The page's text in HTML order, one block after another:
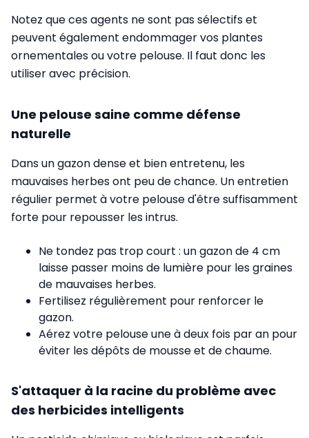
Notez que ces agents ne sont pas sélectifs et
peuvent également endommager vos plantes
ornementales ou votre pelouse. Il faut donc les
utiliser avec précision.
Une pelouse saine comme défense
naturelle
Dans un gazon dense et bien entretenu, les
mauvaises herbes ont peu de chance. Un entretien
régulier permet à votre pelouse d'être suffisamment
forte pour repousser les intrus.
Ne tondez pas trop court : un gazon de 4 cm
laisse passer moins de lumière pour les graines
de mauvaises herbes.
Fertilisez régulièrement pour renforcer le
gazon.
Aérez votre pelouse une à deux fois par an pour
éviter les dépôts de mousse et de chaume.
S'attaquer à la racine du problème avec
des herbicides intelligents